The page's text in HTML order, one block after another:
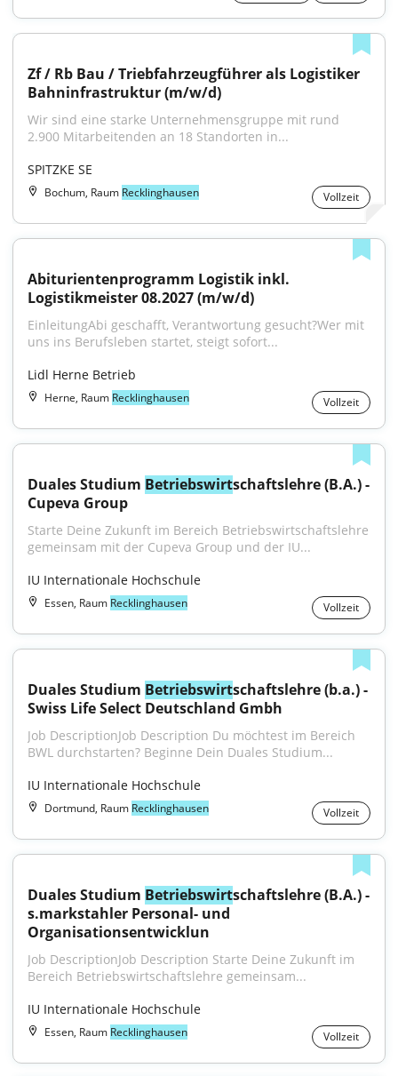
Zf / Rb Bau / Triebfahrzeugführer als Logistiker
Bahninfrastruktur (m/w/d)
Wir sind eine starke Unter­nehmens­gruppe mit rund
2.900 Mit­arbeitenden an 18 Standorten in...
SPITZKE SE
Bochum, Raum Recklinghausen Vollzeit
Abiturientenprogramm Logistik inkl.
Logistikmeister 08.2027 (m/w/d)
EinleitungAbi geschafft, Verantwortung gesucht?Wer mit
uns ins Berufsleben startet, steigt sofort...
Lidl Herne Betrieb
Herne, Raum Recklinghausen Vollzeit
Duales Studium Betriebswirtschaftslehre (B.A.) -
Cupeva Group
Starte Deine Zukunft im Bereich Betriebswirtschaftslehre
gemeinsam mit der Cupeva Group und der IU...
IU Internationale Hochschule
Essen, Raum Recklinghausen Vollzeit
Duales Studium Betriebswirtschaftslehre (b.a.) -
Swiss Life Select Deutschland Gmbh
Job DescriptionJob Description Du möchtest im Bereich
BWL durchstarten? Beginne Dein Duales Studium...
IU Internationale Hochschule
Dortmund, Raum Recklinghausen Vollzeit
Duales Studium Betriebswirtschaftslehre (B.A.) -
s.markstahler Personal- und
Organisationsentwicklun
Job DescriptionJob Description Starte Deine Zukunft im
Bereich Betriebswirtschaftslehre gemeinsam...
IU Internationale Hochschule
Essen, Raum Recklinghausen Vollzeit